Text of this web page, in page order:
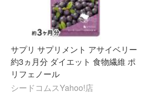
サプリ サプリメント アサイベリー
約3ヵ月分 ダイエット 食物繊維 ポ
リフェノール
シードコムスYahoo!店